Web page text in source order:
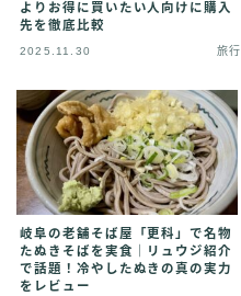
よりお得に買いたい人向けに購入
先を徹底比較
2025.11.30 旅行
岐阜の老舗そば屋「更科」で名物
たぬきそばを実食｜リュウジ紹介
で話題！冷やしたぬきの真の実力
をレビュー